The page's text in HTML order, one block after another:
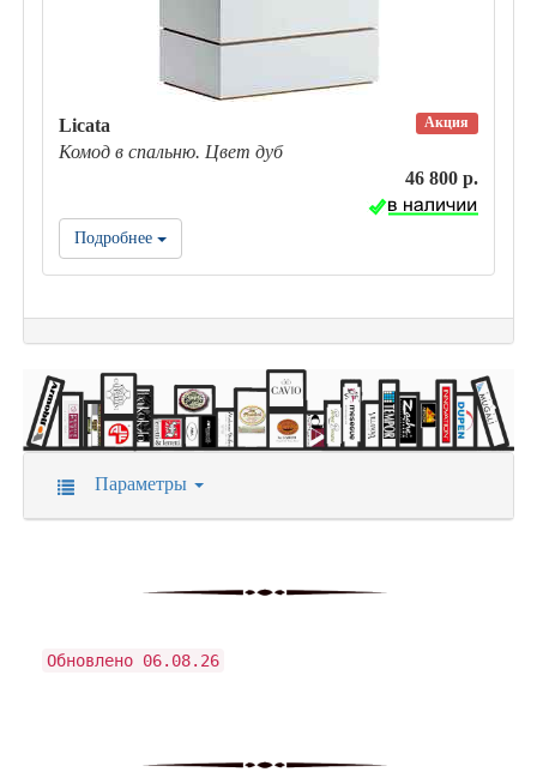
Акция
Licata
Комод в спальню. Цвет дуб
46 800 р.
Подробнее
Параметры
Обновлено 06.08.26